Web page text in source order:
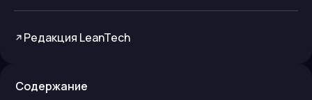
Редакция LeanTech
Содержание